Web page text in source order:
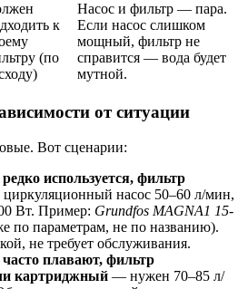
к
(по
Насос и фильтр — пара.
Если насос слишком
мощный, фильтр не
справится — вода будет
мутной.
от ситуации
Вот сценарии:
используется, фильтр
насос 50–60 л/мин,
Вт. Пример: Grundfos MAGNA1 15-
по параметрам, не по названию).
не требует обслуживания.
часто плавают, фильтр
картриджный — нужен 70–85 л/